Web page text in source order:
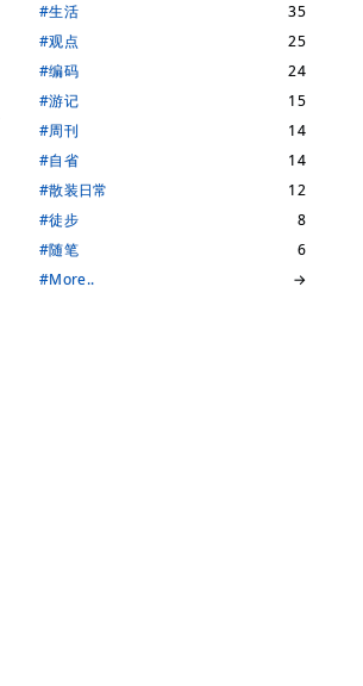
#生活
35
#观点
25
#编码
24
#游记
15
#周刊
14
#自省
14
#散装日常
12
#徒步
8
#随笔
6
#More..
→